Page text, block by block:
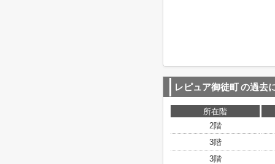
レピュア御徒町の過去
所在階
2階
3階
3階